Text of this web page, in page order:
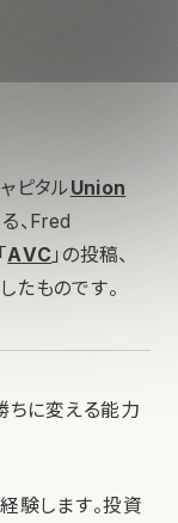
ピタルUnion
、Fred
AVC 」の投稿、
たものです。
ちに変える能力
験します。投資